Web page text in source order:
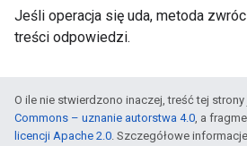
Jeśli operacja się uda, metoda
treści odpowiedzi.
O ile nie stwierdzono inaczej, treść tej
Commons – uznanie autorstwa 4.0, a
licencji Apache 2.0. Szczegółowe